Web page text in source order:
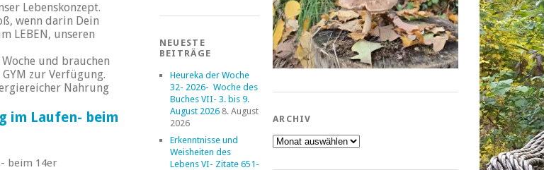
Lebenskonzept.
wenn darin Dein
LEBEN, unseren
und brauchen
zur Verfügung.
Nahrung
im Laufen- beim
beim 14er
NEUESTE
BEITRÄGE
Heureka der Woche
32- 2026- Woche des
Buches VII- 3. bis 9.
August 2026 8. August
2026
Erkenntnisse und
Weisheiten des
Lebens VI- Zitate 651-
ARCHIV
Archiv